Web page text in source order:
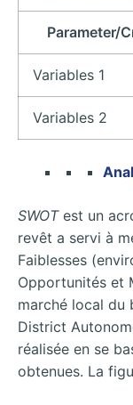
Parameter/
Variables 1
Variables 2
SWOT est un
revêt a servi à
Faiblesses
Opportunités et
marché local du
District
réalisée en se
obtenues. La